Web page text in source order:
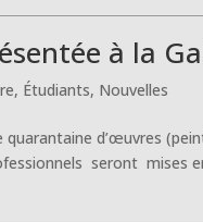
à la
, Étudiants, Nouvelles
quarantaine d’œuvres
seront mises